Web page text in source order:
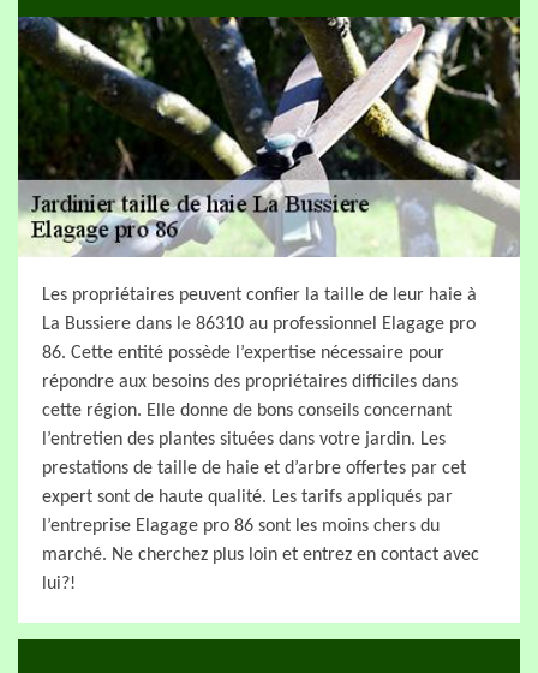
Les propriétaires peuvent confier la taille de leur haie à
La Bussiere dans le 86310 au professionnel Elagage pro
86. Cette entité possède l’expertise nécessaire pour
répondre aux besoins des propriétaires difficiles dans
cette région. Elle donne de bons conseils concernant
l’entretien des plantes situées dans votre jardin. Les
prestations de taille de haie et d’arbre offertes par cet
expert sont de haute qualité. Les tarifs appliqués par
l’entreprise Elagage pro 86 sont les moins chers du
marché. Ne cherchez plus loin et entrez en contact avec
lui?!